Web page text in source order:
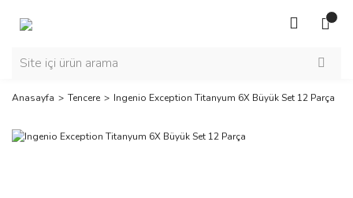
Anasayfa Tencere Ingenio Exception Titanyum 6X Büyük Set 12 Parça